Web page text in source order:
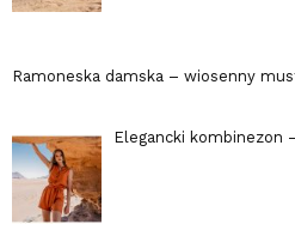
Ramoneska damska – wiosenny
Elegancki kombinezon